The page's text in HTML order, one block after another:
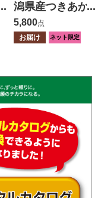
潟県産つきあか
り ５ｋｇ
5,800点
お届け
ネット限定